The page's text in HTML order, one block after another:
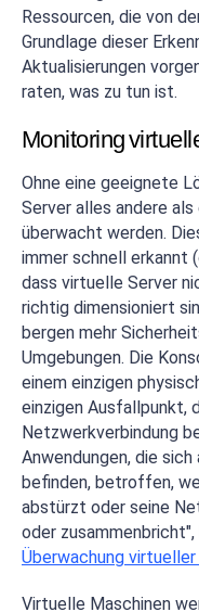
Ressourcen, die von
Grundlage dieser
Aktualisierungen
raten, was zu tun ist.
Monitoring
Ohne eine geeignete
Server alles andere
überwacht werden.
immer schnell erkannt
dass virtuelle Server
richtig dimensioniert
bergen mehr
Umgebungen. Die
einem einzigen
einzigen Ausfallpunkt,
Netzwerkverbindung
Anwendungen, die
befinden, betroffen,
abstürzt oder seine
oder
Überwachung
Virtuelle Maschinen